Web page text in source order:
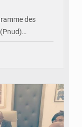
des